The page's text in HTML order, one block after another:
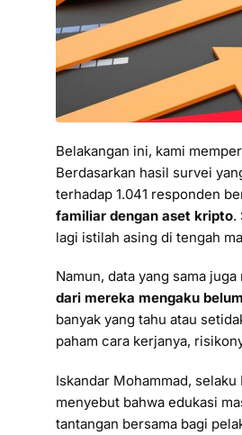
Belakangan ini, kami
Berdasarkan hasil survei
terhadap 1.041 responden
familiar dengan aset kripto.
lagi istilah asing di tengah
Namun, data yang sama
dari mereka mengaku
banyak yang tahu atau
paham cara kerjanya,
Iskandar Mohammad,
menyebut bahwa edukasi
tantangan bersama bagi